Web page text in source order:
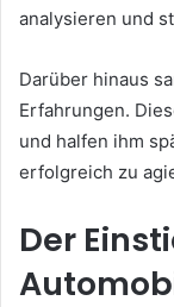
analysieren und
Darüber hinaus
Erfahrungen.
und halfen ihm
erfolgreich zu
Der